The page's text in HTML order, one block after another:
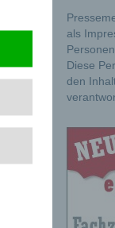
wenn
als
Diese
den